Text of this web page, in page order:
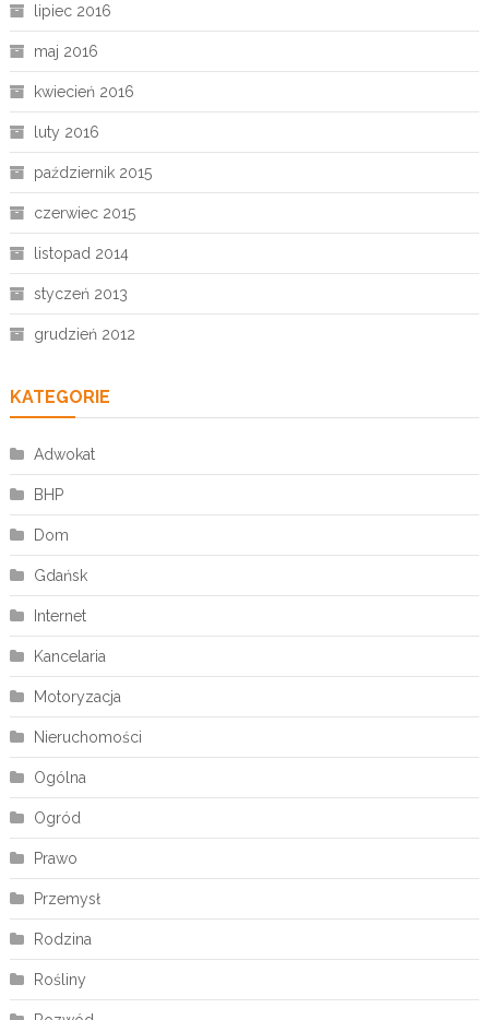
lipiec 2016
maj 2016
kwiecień 2016
luty 2016
październik 2015
czerwiec 2015
listopad 2014
styczeń 2013
grudzień 2012
KATEGORIE
Adwokat
BHP
Dom
Gdańsk
Internet
Kancelaria
Motoryzacja
Nieruchomości
Ogólna
Ogród
Prawo
Przemysł
Rodzina
Rośliny